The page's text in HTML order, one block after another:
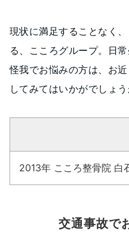
現状に満足することなく
る、こころグループ。日
怪我でお悩みの方は、お
してみてはいかがでしょう
2013年 こころ整骨院 白
交通事故で